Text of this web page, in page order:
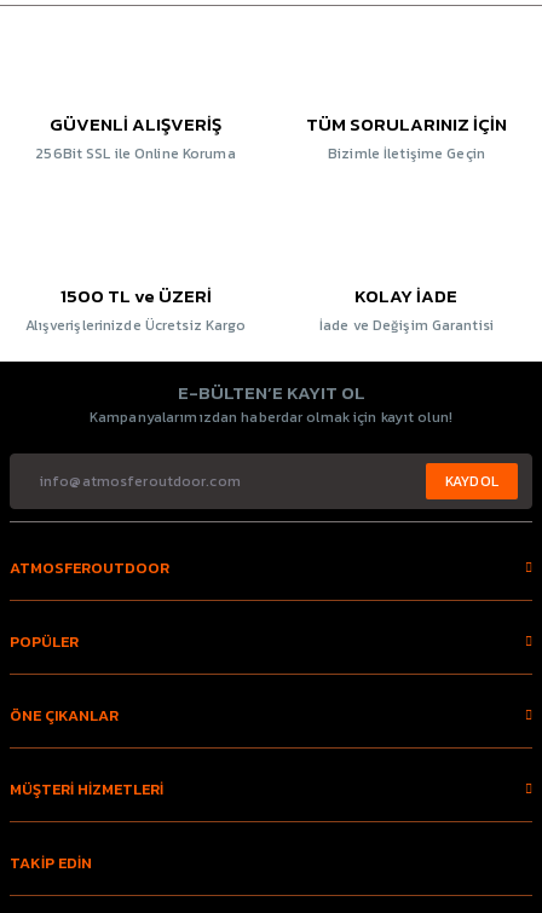
GÜVENLİ ALIŞVERİŞ
256Bit SSL ile Online Koruma
TÜM SORULARINIZ İÇİN
Bizimle İletişime Geçin
1500 TL ve ÜZERİ
Alışverişlerinizde Ücretsiz Kargo
KOLAY İADE
İade ve Değişim Garantisi
E-BÜLTEN’E KAYIT OL
Kampanyalarımızdan haberdar olmak için kayıt olun!
KAYDOL
ATMOSFEROUTDOOR
POPÜLER
ÖNE ÇIKANLAR
MÜŞTERİ HİZMETLERİ
TAKİP EDİN